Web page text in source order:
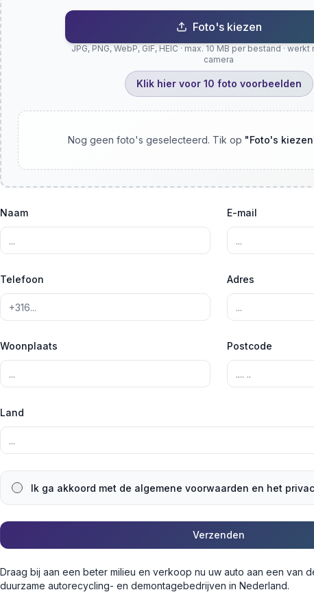
Foto's kiezen
JPG, PNG, WebP, GIF, HEIC · max. 10 MB per bestand ·
camera
Klik hier voor 10 foto voorbeelden
Nog geen foto's geselecteerd. Tik op "Foto's kiezen
Naam E-mail
Telefoon Adres
Woonplaats Postcode
Land
Ik ga akkoord met de algemene voorwaarden en het
Verzenden
Draag bij aan een beter milieu en verkoop nu uw auto aan een van
duurzame autorecycling- en demontagebedrijven in Nederland.